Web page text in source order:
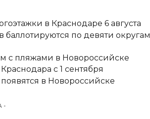
в Краснодаре 6 августа
по девяти округам
с пляжами в Новороссийске
с 1 сентября
в Новороссийске
-